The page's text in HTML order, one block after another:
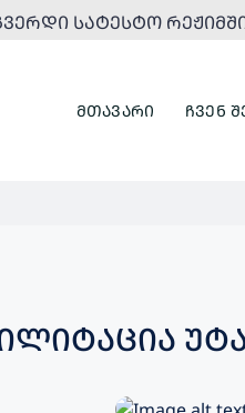
ᲡᲐᲢᲔᲡᲢᲝ
ᲛᲗᲐᲕᲐᲠᲘ ᲩᲕᲔᲜ